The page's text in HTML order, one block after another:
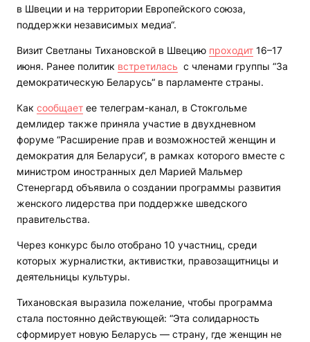
в Швеции и на территории Европейского союза,
поддержки независимых медиа“.
Визит Светланы Тихановской в Швецию проходит 16–17
июня. Ранее политик встретилась с членами группы “За
демократическую Беларусь“ в парламенте страны.
Как сообщает ее телеграм-канал, в Стокгольме
демлидер также приняла участие в двухдневном
форуме “Расширение прав и возможностей женщин и
демократия для Беларуси“, в рамках которого вместе с
министром иностранных дел Марией Мальмер
Стенергард объявила о создании программы развития
женского лидерства при поддержке шведского
правительства.
Через конкурс было отобрано 10 участниц, среди
которых журналистки, активистки, правозащитницы и
деятельницы культуры.
Тихановская выразила пожелание, чтобы программа
стала постоянно действующей: “Эта солидарность
сформирует новую Беларусь — страну, где женщин не